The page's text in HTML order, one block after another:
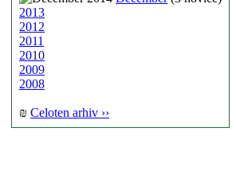
2013
2012
2011
2010
2009
2008
₪ Celoten arhiv ››